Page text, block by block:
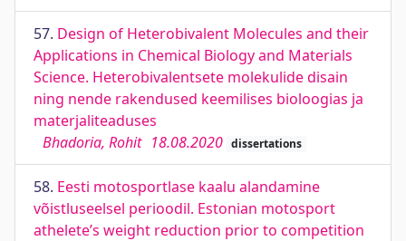
57. Design of Heterobivalent Molecules and their
Applications in Chemical Biology and Materials
Science. Heterobivalentsete molekulide disain
ning nende rakendused keemilises bioloogias ja
materjaliteaduses
Bhadoria, Rohit 18.08.2020 dissertations
58. Eesti motosportlase kaalu alandamine
võistluseelsel perioodil. Estonian motosport
athelete’s weight reduction prior to competition